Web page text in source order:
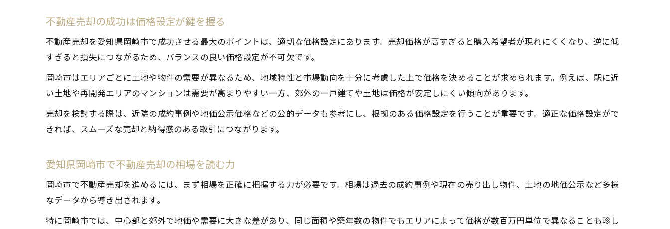
不動産売却の相場変動を把握する手順
岡崎市で有利な価格戦略を考えるなら
不動産売却で有利な価格戦略の考え方
岡崎市の地価動向を活かした価格設定
エリアごとに異なる不動産売却戦略
不動産売却の市場タイミングを見極める
不動産売却は市場動向の把握が重要
地価上昇率をふまえた価格設定の工夫
不動産売却の成功は価格設定が鍵を握る
不動産売却を愛知県岡崎市で成功させる最大のポイントは、適切な価格設定にあります。売却価格が高すぎると購入希望者が現れにくくなり、逆に低
すぎると損失につながるため、バランスの良い価格設定が不可欠です。
岡崎市はエリアごとに土地や物件の需要が異なるため、地域特性と市場動向を十分に考慮した上で価格を決めることが求められます。例えば、駅に近
い土地や再開発エリアのマンションは需要が高まりやすい一方、郊外の一戸建てや土地は価格が安定しにくい傾向があります。
売却を検討する際は、近隣の成約事例や地価公示価格などの公的データも参考にし、根拠のある価格設定を行うことが重要です。適正な価格設定がで
きれば、スムーズな売却と納得感のある取引につながります。
愛知県岡崎市で不動産売却の相場を読む力
岡崎市で不動産売却を進めるには、まず相場を正確に把握する力が必要です。相場は過去の成約事例や現在の売り出し物件、土地の地価公示など多様
なデータから導き出されます。
特に岡崎市では、中心部と郊外で地価や需要に大きな差があり、同じ面積や築年数の物件でもエリアによって価格が数百万円単位で異なることも珍し